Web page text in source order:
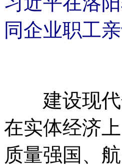
同企业职工
建设现代
在实体经济
质量强国、